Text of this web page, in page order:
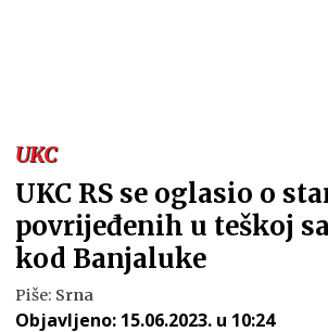
UKC
UKC RS se oglasio o
povrijeđenih u teškoj
kod Banjaluke
Piše: Srna
Objavljeno: 15.06.2023. u 10:24